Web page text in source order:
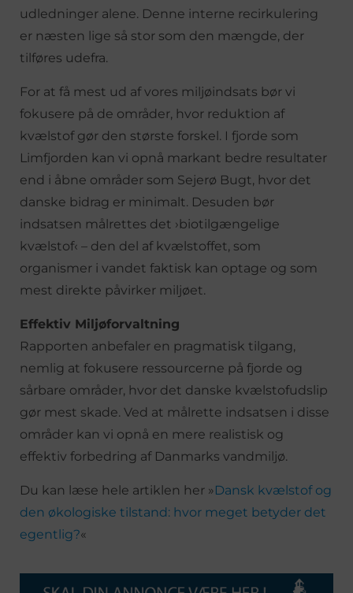
udledninger alene. Denne interne recirkulering
er næsten lige så stor som den mængde, der
tilføres udefra.
For at få mest ud af vores miljøindsats bør vi
fokusere på de områder, hvor reduktion af
kvælstof gør den største forskel. I fjorde som
Limfjorden kan vi opnå markant bedre resultater
end i åbne områder som Sejerø Bugt, hvor det
danske bidrag er minimalt. Desuden bør
indsatsen målrettes det ›biotilgængelige
kvælstof‹ – den del af kvælstoffet, som
organismer i vandet faktisk kan optage og som
mest direkte påvirker miljøet.
Effektiv Miljøforvaltning
Rapporten anbefaler en pragmatisk tilgang,
nemlig at fokusere ressourcerne på fjorde og
sårbare områder, hvor det danske kvælstofudslip
gør mest skade. Ved at målrette indsatsen i disse
områder kan vi opnå en mere realistisk og
effektiv forbedring af Danmarks vandmiljø.
Du kan læse hele artiklen her »Dansk kvælstof og
den økologiske tilstand: hvor meget betyder det
egentlig?«